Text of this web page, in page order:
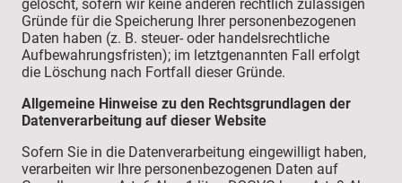
gelöscht, sofern wir keine anderen rechtlich zulässigen
Gründe für die Speicherung Ihrer personenbezogenen
Daten haben (z. B. steuer- oder handelsrechtliche
Aufbewahrungsfristen); im letztgenannten Fall erfolgt
die Löschung nach Fortfall dieser Gründe.
Allgemeine Hinweise zu den Rechtsgrundlagen der
Datenverarbeitung auf dieser Website
Sofern Sie in die Datenverarbeitung eingewilligt haben,
verarbeiten wir Ihre personenbezogenen Daten auf